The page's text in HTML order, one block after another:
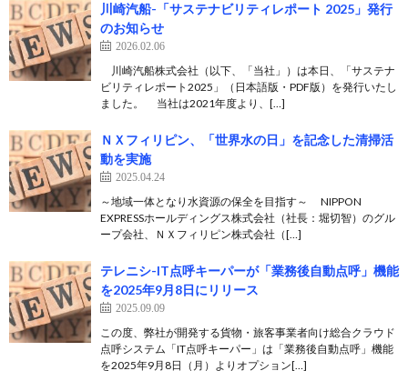
川崎汽船-「サステナビリティレポート 2025」発行
のお知らせ
2026.02.06
川崎汽船株式会社（以下、「当社」）は本日、「サステナ
ビリティレポート2025」（日本語版・PDF版）を発行いたし
ました。 当社は2021年度より、[…]
ＮＸフィリピン、「世界水の日」を記念した清掃活
動を実施
2025.04.24
～地域一体となり水資源の保全を目指す～ NIPPON
EXPRESSホールディングス株式会社（社長：堀切智）のグル
ープ会社、ＮＸフィリピン株式会社（[…]
テレニシ-IT点呼キーパーが「業務後自動点呼」機能
を2025年9月8日にリリース
2025.09.09
この度、弊社が開発する貨物・旅客事業者向け総合クラウド
点呼システム「IT点呼キーパー」は「業務後自動点呼」機能
を2025年9月8日（月）よりオプション[…]